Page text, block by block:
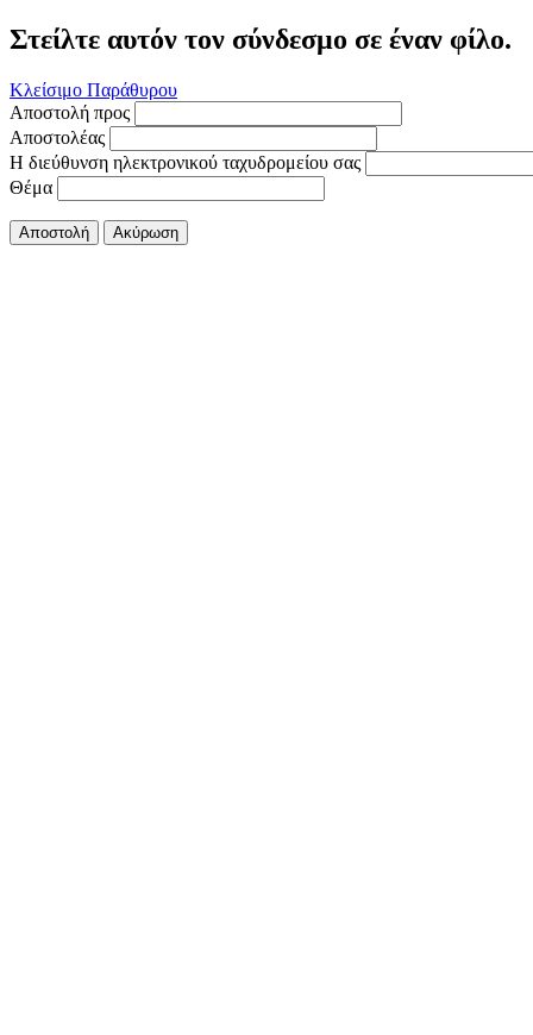
Στείλτε αυτόν τον σύνδεσμο σε έναν φίλο.
Κλείσιμο Παράθυρου
Αποστολή προς
Αποστολέας
Η διεύθυνση ηλεκτρονικού ταχυδρομείου σας
Θέμα
Αποστολή Ακύρωση